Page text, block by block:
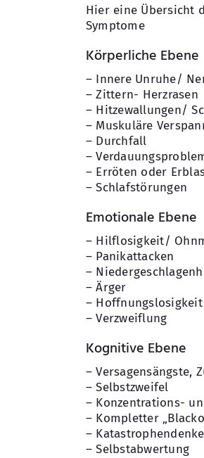
Hier eine Übersicht
Symptome
Körperliche Ebene
– Innere Unruhe/
– Zittern- Herzrasen
– Hitzewallungen/
– Muskuläre
– Durchfall
–
– Erröten oder
– Schlafstörungen
Emotionale Ebene
– Hilflosigkeit/
– Panikattacken
–
– Ärger
– Hoffnungslosigkeit
– Verzweiflung
Kognitive Ebene
– Versagensängste,
– Selbstzweifel
– Konzentrations-
– Kompletter
–
– Selbstabwertung